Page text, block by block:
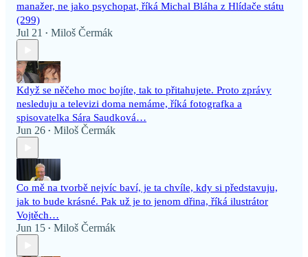
manažer, ne jako psychopat, říká Michal Bláha z Hlídače státu
(299)
Jul 21 • Miloš Čermák
Když se něčeho moc bojíte, tak to přitahujete. Proto zprávy
nesleduju a televizi doma nemáme, říká fotografka a
spisovatelka Sára Saudková…
Jun 26 • Miloš Čermák
Co mě na tvorbě nejvíc baví, je ta chvíle, kdy si představuju,
jak to bude krásné. Pak už je to jenom dřina, říká ilustrátor
Vojtěch…
Jun 15 • Miloš Čermák